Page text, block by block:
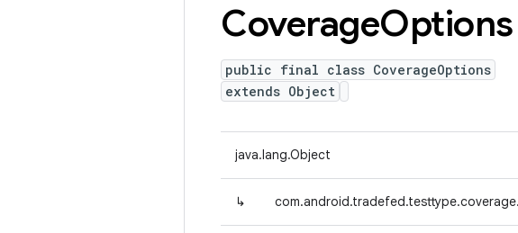
CoverageOptions
public final class CoverageOptions
extends Object
java.lang.Object
↳